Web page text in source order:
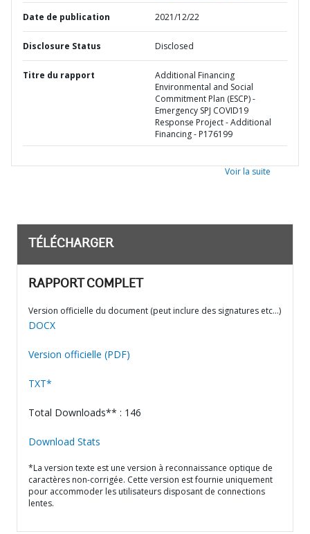
Date de publication 2021/12/22
Disclosure Status Disclosed
Titre du rapport
Additional Financing
Environmental and Social
Commitment Plan (ESCP) -
Emergency SPJ COVID19
Response Project - Additional
Financing - P176199
Voir la suite
TÉLÉCHARGER
RAPPORT COMPLET
Version officielle du document (peut inclure des signatures etc…)
DOCX
Version officielle (PDF)
TXT*
Total Downloads** : 146
Download Stats
*La version texte est une version à reconnaissance optique de
caractères non-corrigée. Cette version est fournie uniquement
pour accommoder les utilisateurs disposant de connections
lentes.